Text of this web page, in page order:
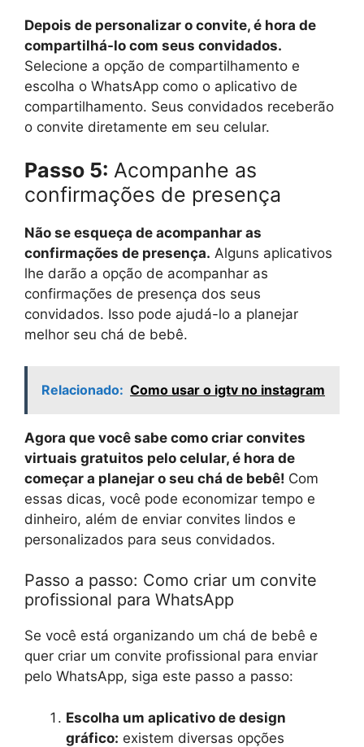
Depois de personalizar o convite, é hora de
compartilhá-lo com seus convidados.
Selecione a opção de compartilhamento e
escolha o WhatsApp como o aplicativo de
compartilhamento. Seus convidados receberão
o convite diretamente em seu celular.
Passo 5: Acompanhe as
confirmações de presença
Não se esqueça de acompanhar as
confirmações de presença. Alguns aplicativos
lhe darão a opção de acompanhar as
confirmações de presença dos seus
convidados. Isso pode ajudá-lo a planejar
melhor seu chá de bebê.
Relacionado: Como usar o igtv no instagram
Agora que você sabe como criar convites
virtuais gratuitos pelo celular, é hora de
começar a planejar o seu chá de bebê! Com
essas dicas, você pode economizar tempo e
dinheiro, além de enviar convites lindos e
personalizados para seus convidados.
Passo a passo: Como criar um convite
profissional para WhatsApp
Se você está organizando um chá de bebê e
quer criar um convite profissional para enviar
pelo WhatsApp, siga este passo a passo:
Escolha um aplicativo de design
gráfico: existem diversas opções